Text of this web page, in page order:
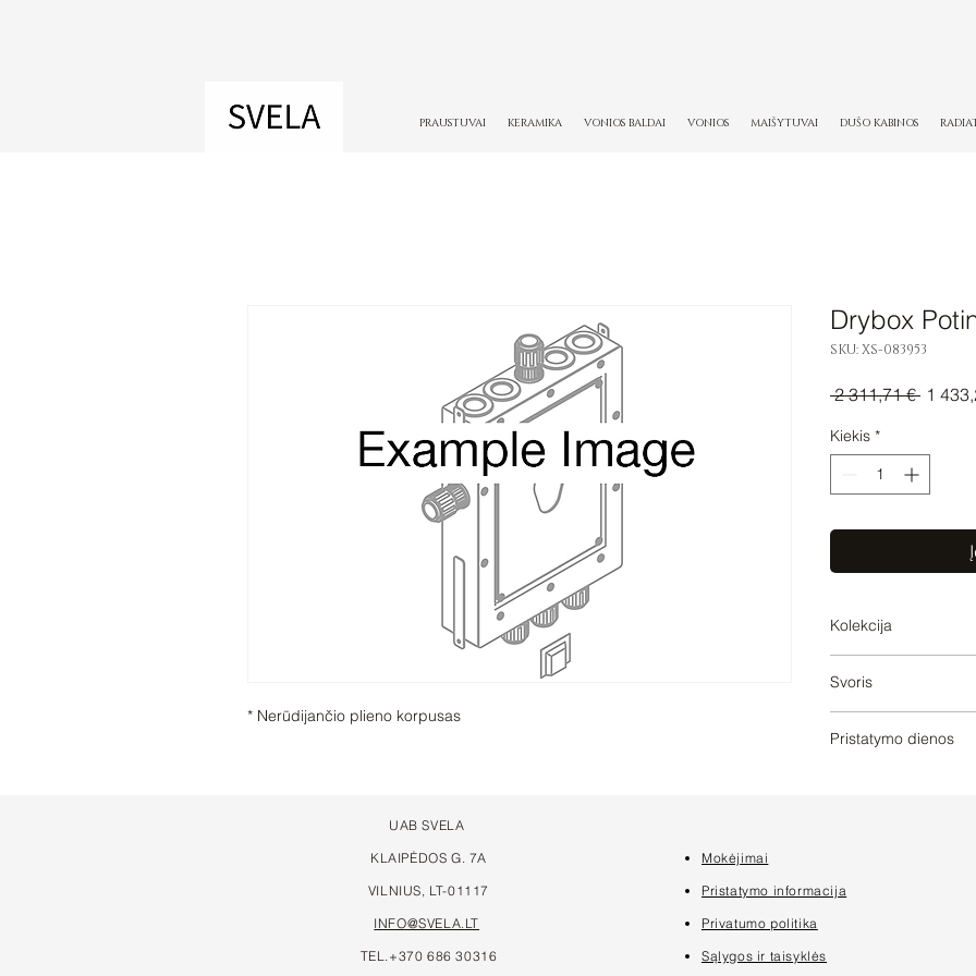
PRAUSTUVAI KERAMIKA VONIOS BALDAI VONIOS MAIŠYTUVAI DUŠO KABINOS
* Nerūdijančio plieno korpusas
Drybox
SKU: XS-083953
2 311,71 € 1
Kiekis *
Kolekcija
Svoris
Pristatymo dienos
UAB SVELA
KLAIPĖDOS G. 7A
VILNIUS, LT-01117
INFO@SVELA.LT
TEL.+370 686 30316
Mokėjimai
Pristatymo informacija
Privatumo politika
Sąlygos ir taisyklės